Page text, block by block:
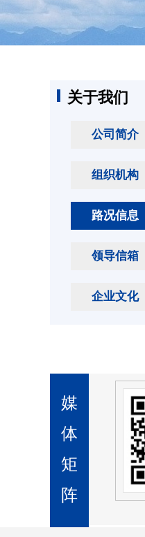
关于我们
公司简介
组织机构
路况信息
领导信箱
企业文化
媒
体
矩
阵